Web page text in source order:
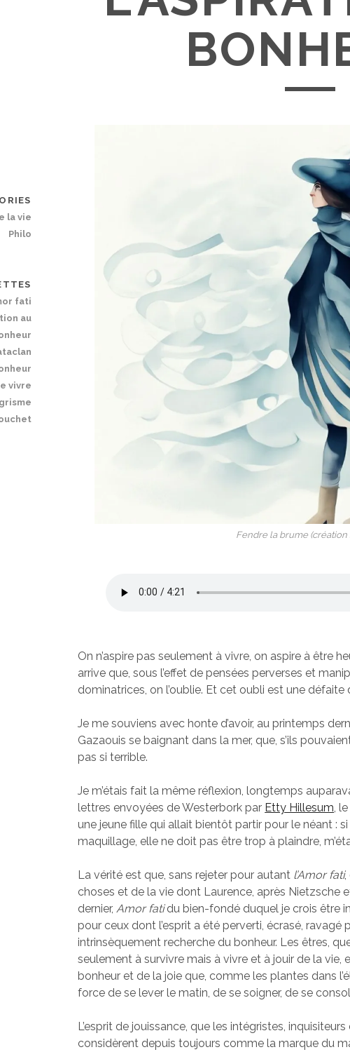
Fendre la brume (création
On n’aspire pas seulement à vivre, on aspire à être
arrive que, sous l’effet de pensées perverses et
dominatrices, on l’oublie. Et cet oubli est une défaite
Je me souviens avec honte d’avoir, au printemps
Gazaouis se baignant dans la mer, que, s’ils
pas si terrible.
Je m’étais fait la même réflexion, longtemps
lettres envoyées de Westerbork par Etty Hillesum ,
une jeune fille qui allait bientôt partir pour le néant :
maquillage, elle ne doit pas être trop à plaindre,
La vérité est que, sans rejeter pour autant l’Amor fati,
choses et de la vie dont Laurence, après Nietzsche
dernier, Amor fatidu bien-fondé duquel je crois être
pour ceux dont l’esprit a été perverti, écrasé, ravagé
intrinsèquement recherche du bonheur. Les êtres,
seulement à survivre mais à vivre et à jouir de la vie,
bonheur et de la joie que, comme les plantes dans
force de se lever le matin, de se soigner, de se
L’esprit de jouissance, que les intégristes,
considèrent depuis toujours comme la marque du
la vie
Philo
fati
au
vivre